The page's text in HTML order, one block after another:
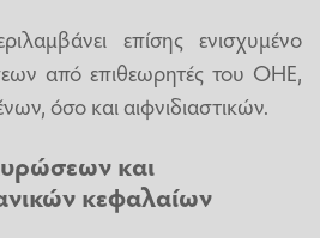
επίσης ενισχυμένο
από επιθεωρητές του ΟΗΕ,
όσο και αιφνιδιαστικών.
και
κεφαλαίων